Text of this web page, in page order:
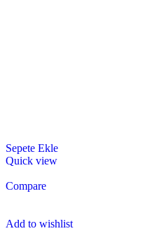
Sepete Ekle
Quick view
Compare
Add to wishlist